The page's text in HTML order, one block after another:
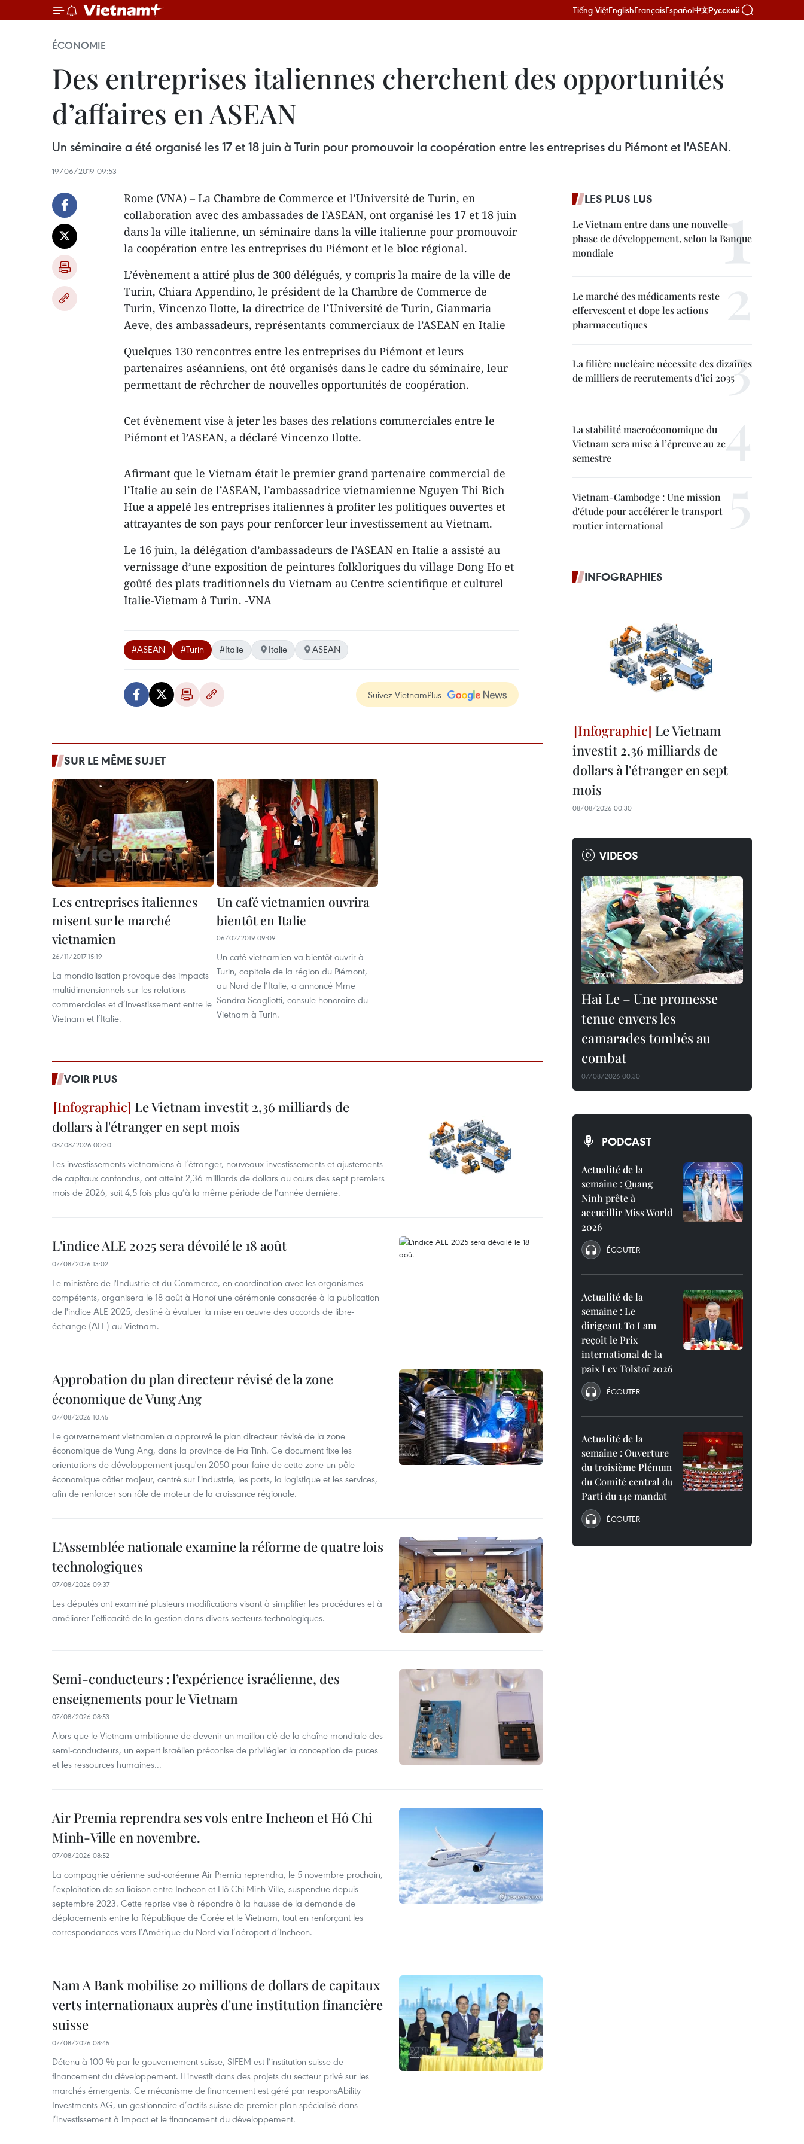
Tiếng ViệtEnglishFrançaisEspañol中文Русский
ÉCONOMIE
Des entreprises italiennes cherchent des opportunités
d’affaires en ASEAN
Un séminaire a été organisé les 17 et 18 juin à Turin pour promouvoir la coopération entre les entreprises du Piémont et l'ASEAN.
19/06/2019 09:53
Rome (VNA) – La Chambre de Commerce et l’Université de Turin, en
collaboration avec des ambassades de l’ASEAN, ont organisé les 17 et 18 juin
dans la ville italienne, un séminaire dans la ville italienne pour promouvoir
la coopération entre les entreprises du Piémont et le bloc régional.
L’évènement a attiré plus de 300 délégués, y compris la maire de la ville de
Turin, Chiara Appendino, le président de la Chambre de Commerce de
Turin, Vincenzo Ilotte, la directrice de l’Université de Turin, Gianmaria
Aeve, des ambassadeurs, représentants commerciaux de l’ASEAN en Italie
Quelques 130 rencontres entre les entreprises du Piémont et leurs
partenaires aséanniens, ont été organisés dans le cadre du séminaire, leur
permettant de rêchrcher de nouvelles opportunités de coopération.
Cet évènement vise à jeter les bases des relations commerciales entre le
Piémont et l’ASEAN, a déclaré Vincenzo Ilotte.
Afirmant que le Vietnam était le premier grand partenaire commercial de
l’Italie au sein de l’ASEAN, l’ambassadrice vietnamienne Nguyen Thi Bich
Hue a appelé les entreprises italiennes à profiter les politiques ouvertes et
attrayantes de son pays pour renforcer leur investissement au Vietnam.
Le 16 juin, la délégation d’ambassadeurs de l’ASEAN en Italie a assisté au
vernissage d’une exposition de peintures folkloriques du village Dong Ho et
goûté des plats traditionnels du Vietnam au Centre scientifique et culturel
Italie-Vietnam à Turin. -VNA
#ASEAN #Turin #Italie Italie ASEAN
Suivez VietnamPlus
SUR LE MÊME SUJET
Les entreprises italiennes
misent sur le marché
vietnamien
26/11/2017 15:19
La mondialisation provoque des impacts
multidimensionnels sur les relations
commerciales et d’investissement entre le
Vietnam et l’Italie.
Un café vietnamien ouvrira
bientôt en Italie
06/02/2019 09:09
Un café vietnamien va bientôt ouvrir à
Turin, capitale de la région du Piémont,
au Nord de l’Italie, a annoncé Mme
Sandra Scagliotti, consule honoraire du
Vietnam à Turin.
VOIR PLUS
Le Vietnam investit 2,36 milliards de
dollars à l'étranger en sept mois
08/08/2026 00:30
Les investissements vietnamiens à l’étranger, nouveaux investissements et ajustements
de capitaux confondus, ont atteint 2,36 milliards de dollars au cours des sept premiers
mois de 2026, soit 4,5 fois plus qu’à la même période de l’année dernière.
L'indice ALE 2025 sera dévoilé le 18 août
07/08/2026 13:02
Le ministère de l'Industrie et du Commerce, en coordination avec les organismes
compétents, organisera le 18 août à Hanoï une cérémonie consacrée à la publication
de l'indice ALE 2025, destiné à évaluer la mise en œuvre des accords de libre-
échange (ALE) au Vietnam.
Approbation du plan directeur révisé de la zone
économique de Vung Ang
07/08/2026 10:45
Le gouvernement vietnamien a approuvé le plan directeur révisé de la zone
économique de Vung Ang, dans la province de Ha Tinh. Ce document fixe les
orientations de développement jusqu'en 2050 pour faire de cette zone un pôle
économique côtier majeur, centré sur l'industrie, les ports, la logistique et les services,
afin de renforcer son rôle de moteur de la croissance régionale.
L’Assemblée nationale examine la réforme de quatre lois
technologiques
07/08/2026 09:37
Les députés ont examiné plusieurs modifications visant à simplifier les procédures et à
améliorer l’efficacité de la gestion dans divers secteurs technologiques.
Semi-conducteurs : l’expérience israélienne, des
enseignements pour le Vietnam
07/08/2026 08:53
Alors que le Vietnam ambitionne de devenir un maillon clé de la chaîne mondiale des
semi-conducteurs, un expert israélien préconise de privilégier la conception de puces
et les ressources humaines...
Air Premia reprendra ses vols entre Incheon et Hô Chi
Minh-Ville en novembre.
07/08/2026 08:52
La compagnie aérienne sud-coréenne Air Premia reprendra, le 5 novembre prochain,
l’exploitation de sa liaison entre Incheon et Hô Chi Minh-Ville, suspendue depuis
septembre 2023. Cette reprise vise à répondre à la hausse de la demande de
déplacements entre la République de Corée et le Vietnam, tout en renforçant les
correspondances vers l’Amérique du Nord via l’aéroport d’Incheon.
Nam A Bank mobilise 20 millions de dollars de capitaux
verts internationaux auprès d'une institution financière
suisse
07/08/2026 08:45
Détenu à 100 % par le gouvernement suisse, SIFEM est l’institution suisse de
financement du développement. Il investit dans des projets du secteur privé sur les
marchés émergents. Ce mécanisme de financement est géré par responsAbility
Investments AG, un gestionnaire d’actifs suisse de premier plan spécialisé dans
l’investissement à impact et le financement du développement.
LES PLUS LUS
Le Vietnam entre dans une nouvelle
phase de développement, selon la Banque
mondiale
Le marché des médicaments reste
effervescent et dope les actions
pharmaceutiques
La filière nucléaire nécessite des dizaines
de milliers de recrutements d’ici 2035
La stabilité macroéconomique du
Vietnam sera mise à l’épreuve au 2e
semestre
Vietnam-Cambodge : Une mission
d'étude pour accélérer le transport
routier international
INFOGRAPHIES
Le Vietnam
investit 2,36 milliards de
dollars à l'étranger en sept
mois
08/08/2026 00:30
VIDEOS
Hai Le – Une promesse
tenue envers les
camarades tombés au
combat
07/08/2026 00:30
PODCAST
Actualité de la
semaine : Quang
Ninh prête à
accueillir Miss World
2026
ÉCOUTER
Actualité de la
semaine : Le
dirigeant To Lam
reçoit le Prix
international de la
paix Lev Tolstoï 2026
ÉCOUTER
Actualité de la
semaine : Ouverture
du troisième Plénum
du Comité central du
Parti du 14e mandat
ÉCOUTER